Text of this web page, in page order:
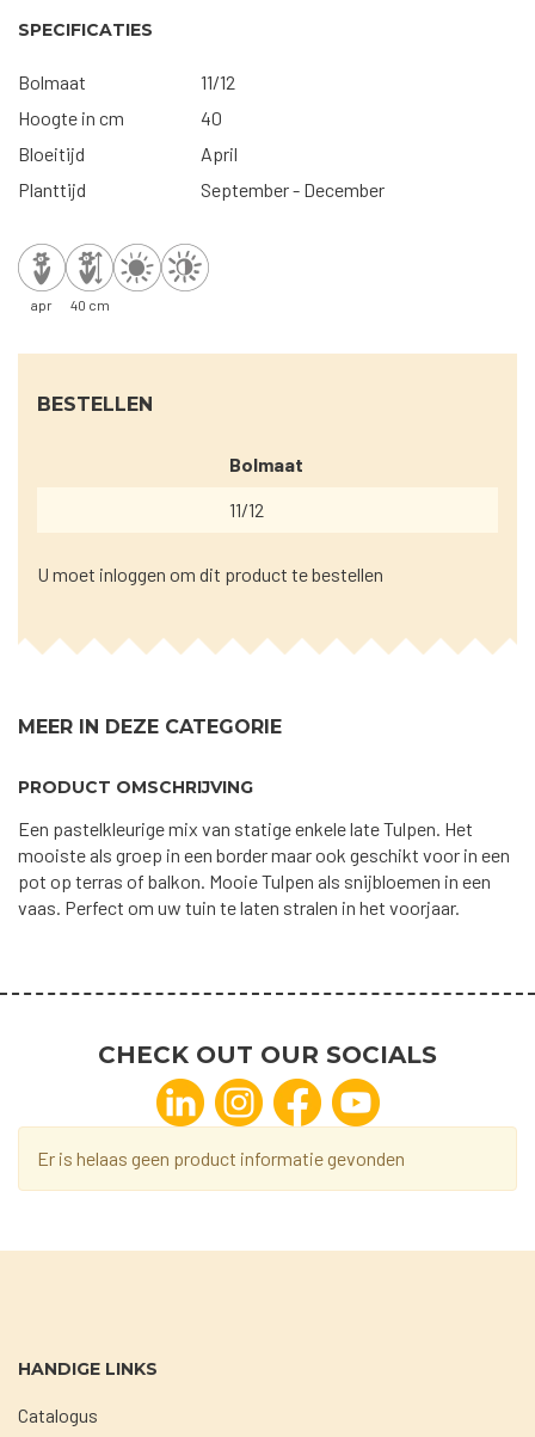
SPECIFICATIES
Bolmaat
11/12
Hoogte in cm
40
Bloeitijd
April
Planttijd
September - December
apr 40 cm
BESTELLEN
Bolmaat
11/12
U moet inloggen om dit product te bestellen
MEER IN DEZE CATEGORIE
PRODUCT OMSCHRIJVING
Een pastelkleurige mix van statige enkele late Tulpen. Het
mooiste als groep in een border maar ook geschikt voor in een
pot op terras of balkon. Mooie Tulpen als snijbloemen in een
vaas. Perfect om uw tuin te laten stralen in het voorjaar.
CHECK OUT OUR SOCIALS
Er is helaas geen product informatie gevonden
HANDIGE LINKS
Catalogus